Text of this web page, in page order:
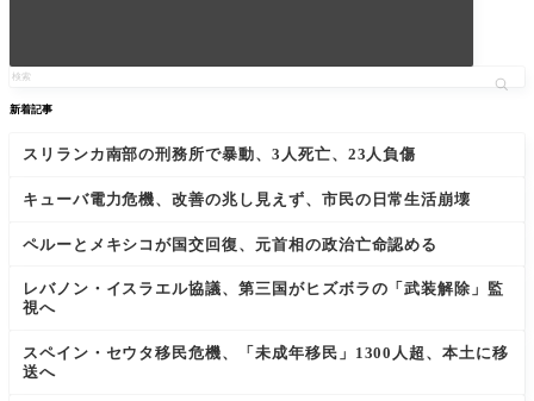
新着記事
スリランカ南部の刑務所で暴動、3人死亡、23人負傷
キューバ電力危機、改善の兆し見えず、市民の日常生活崩壊
ペルーとメキシコが国交回復、元首相の政治亡命認める
レバノン・イスラエル協議、第三国がヒズボラの「武装解除」監
視へ
スペイン・セウタ移民危機、「未成年移民」1300人超、本土に移
送へ